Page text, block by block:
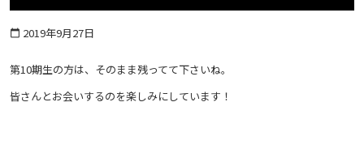
calendar_today 2019年9月27日
第10期生の方は、そのまま残ってて下さいね。
皆さんとお会いするのを楽しみにしています！